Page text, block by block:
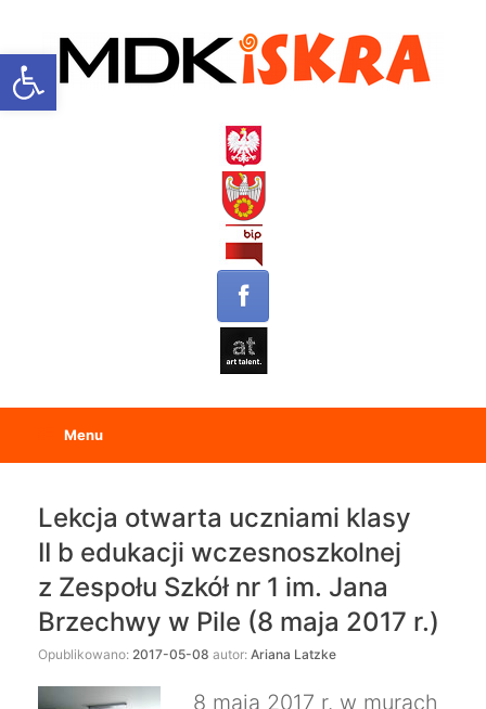
Open toolbar
Menu
Lekcja otwarta uczniami klasy
II b edukacji wczesnoszkolnej
z Zespołu Szkół nr 1 im. Jana
Brzechwy w Pile (8 maja 2017 r.)
Opublikowano: 2017-05-08 autor: Ariana Latzke
8 maja 2017 r. w murach